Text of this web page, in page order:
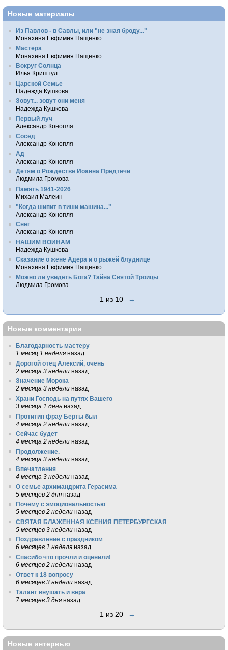
Новые материалы
Из Павлов - в Савлы, или "не зная броду..."
Монахиня Евфимия Пащенко
Мастера
Монахиня Евфимия Пащенко
Вокруг Солнца
Илья Криштул
Царской Семье
Надежда Кушкова
Зовут... зовут они меня
Надежда Кушкова
Первый луч
Александр Конопля
Сосед
Александр Конопля
Ад
Александр Конопля
Детям о Рождестве Иоанна Предтечи
Людмила Громова
Память 1941-2026
Михаил Малеин
"Когда шипит в тиши машина..."
Александр Конопля
Снег
Александр Конопля
НАШИМ ВОИНАМ
Надежда Кушкова
Сказание о жене Адера и о рыжей блуднице
Монахиня Евфимия Пащенко
Можно ли увидеть Бога? Тайна Святой Троицы
Людмила Громова
1 из 10 →
Новые комментарии
Благодарность мастеру
1 месяц 1 неделя назад
Дорогой отец Алексий, очень
2 месяца 3 недели назад
Значение Морока
2 месяца 3 недели назад
Храни Господь на путях Вашего
3 месяца 1 день назад
Протитип фрау Берты был
4 месяца 2 недели назад
Сейчас будет
4 месяца 2 недели назад
Продолжение.
4 месяца 3 недели назад
Впечатления
4 месяца 3 недели назад
О семье архимандрита Герасима
5 месяцев 2 дня назад
Почему с эмоциональностью
5 месяцев 2 недели назад
СВЯТАЯ БЛАЖЕННАЯ КСЕНИЯ ПЕТЕРБУРГСКАЯ
5 месяцев 3 недели назад
Поздравление с праздником
6 месяцев 1 неделя назад
Спасибо что прочли и оценили!
6 месяцев 2 недели назад
Ответ к 18 вопросу
6 месяцев 3 недели назад
Талант внушать и вера
7 месяцев 3 дня назад
1 из 20 →
Новые интервью